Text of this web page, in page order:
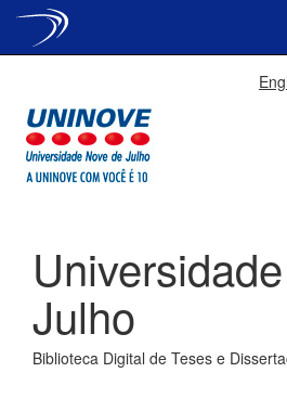
Julho
Biblioteca Digital de Teses e